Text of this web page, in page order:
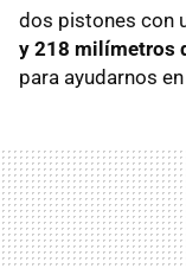
dos pistones con
y 218 milímetros
para ayudarnos